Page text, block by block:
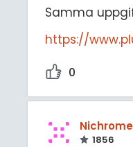
Samma
https://
0
Nichrome
1856